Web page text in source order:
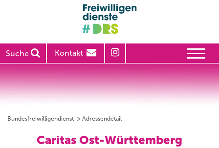
Suche Kontakt
Bundesfreiwilligendienst Adressendetail
Caritas Ost-Württemberg